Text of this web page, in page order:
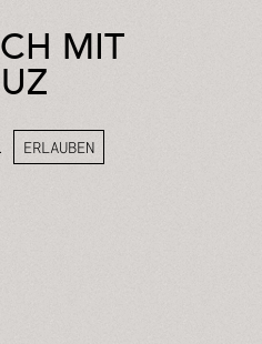
MIT
ERLAUBEN